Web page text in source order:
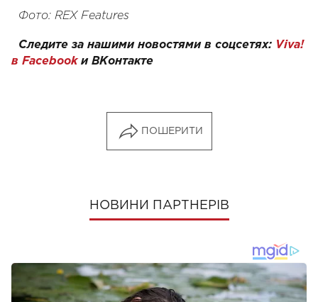
Фото: REX Features
Следите за нашими новостями в соцсетях: Viva!
в Facebookи ВКонтакте
ПОШЕРИТИ
НОВИНИ ПАРТНЕРІВ